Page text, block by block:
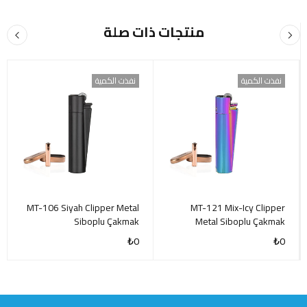
منتجات ذات صلة
نفذت الكمية
MT-121 Mix-Icy Clipper
Metal Siboplu Çakmak
₺0
نفذت الكمية
MT-106 Siyah Clipper Metal
Siboplu Çakmak
₺0